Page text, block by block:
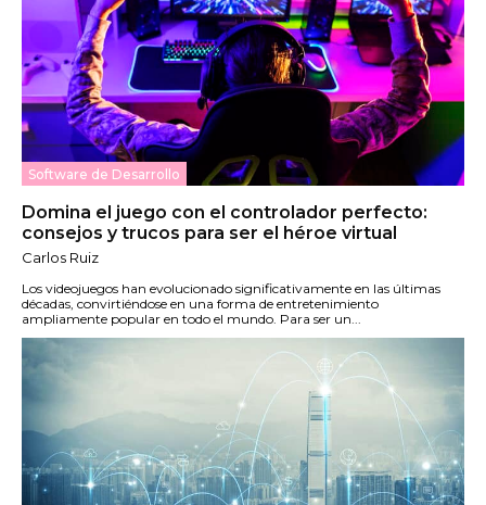
Software de Desarrollo
Domina el juego con el controlador perfecto:
consejos y trucos para ser el héroe virtual
Carlos Ruiz
Los videojuegos han evolucionado significativamente en las últimas
décadas, convirtiéndose en una forma de entretenimiento
ampliamente popular en todo el mundo. Para ser un...